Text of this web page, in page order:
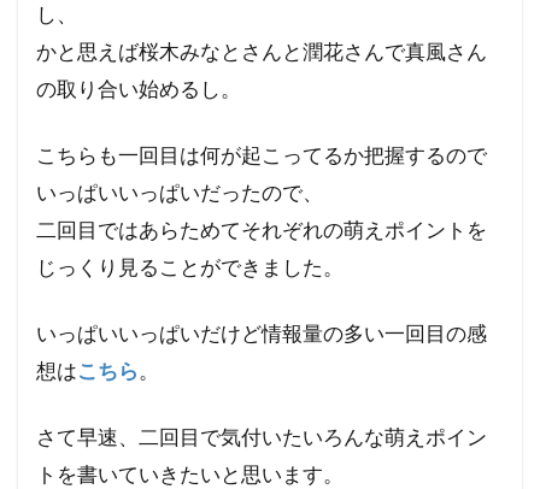
し、
かと思えば桜木みなとさんと潤花さんで真風さん
の取り合い始めるし。
こちらも一回目は何が起こってるか把握するので
いっぱいいっぱいだったので、
二回目ではあらためてそれぞれの萌えポイントを
じっくり見ることができました。
いっぱいいっぱいだけど情報量の多い一回目の感
想はこちら。
さて早速、二回目で気付いたいろんな萌えポイン
トを書いていきたいと思います。